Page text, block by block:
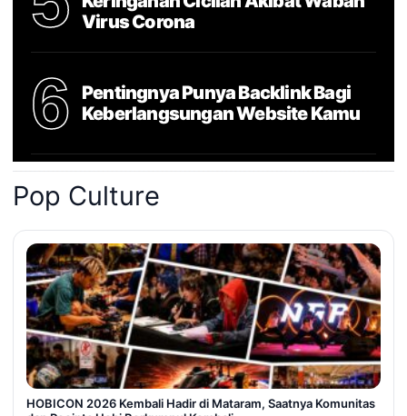
Virus Corona
6
Pentingnya Punya Backlink Bagi
Keberlangsungan Website Kamu
Pop Culture
HOBICON 2026 Kembali Hadir di Mataram, Saatnya Komunitas